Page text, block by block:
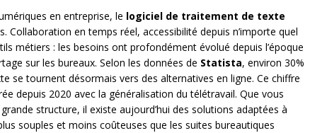
en entreprise, le logiciel de traitement de texte
en temps réel, accessibilité depuis n’importe quel
métiers : les besoins ont profondément évolué depuis l’époque
sur les bureaux. Selon les données de Statista, environ 30%
se tournent désormais vers des alternatives en ligne. Ce chiffre
depuis 2020 avec la généralisation du télétravail. Que vous
structure, il existe aujourd’hui des solutions adaptées à
souples et moins coûteuses que les suites bureautiques